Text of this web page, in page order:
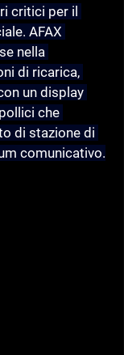
critici per il
AFAX
nella
di ricarica,
un display
che
di stazione di
comunicativo.